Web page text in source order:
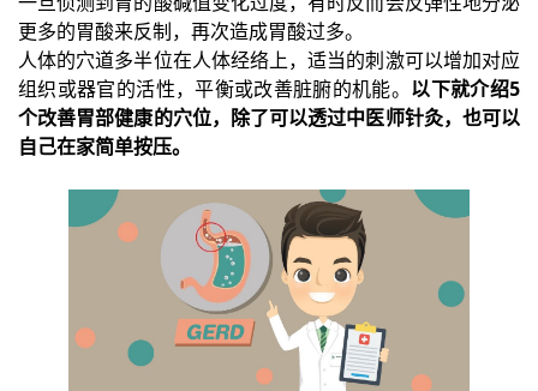
更多的胃酸来反制，再次造成胃酸过多。
人体的穴道多半位在人体经络上，适当的刺激可以增加对应
组织或器官的活性，平衡或改善脏腑的机能。 以下就介绍5
个改善胃部健康的穴位，除了可以透过中医师针灸，也可以
自己在家简单按压。